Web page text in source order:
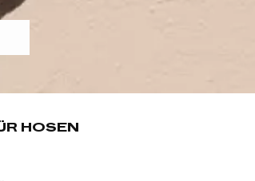
HOSEN